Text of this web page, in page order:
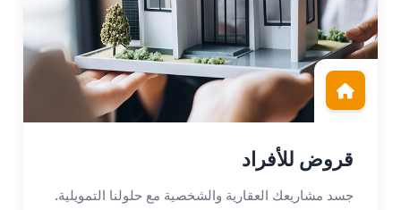
قروض للأفراد
جسد مشاريعك العقارية والشخصية مع حلولنا التمويلية.